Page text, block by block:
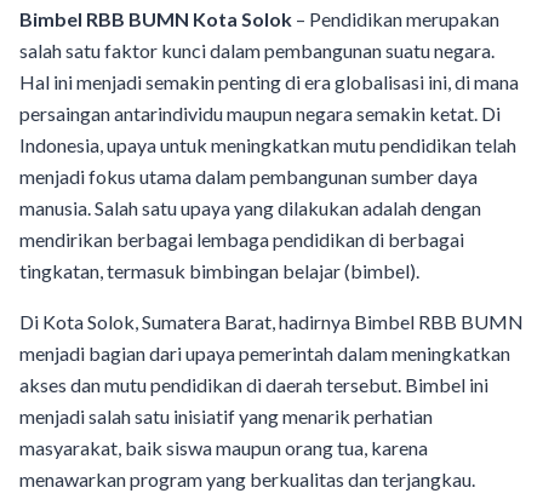
Bimbel RBB BUMN Kota Solok – Pendidikan merupakan
salah satu faktor kunci dalam pembangunan suatu negara.
Hal ini menjadi semakin penting di era globalisasi ini, di mana
persaingan antarindividu maupun negara semakin ketat. Di
Indonesia, upaya untuk meningkatkan mutu pendidikan telah
menjadi fokus utama dalam pembangunan sumber daya
manusia. Salah satu upaya yang dilakukan adalah dengan
mendirikan berbagai lembaga pendidikan di berbagai
tingkatan, termasuk bimbingan belajar (bimbel).
Di Kota Solok, Sumatera Barat, hadirnya Bimbel RBB BUMN
menjadi bagian dari upaya pemerintah dalam meningkatkan
akses dan mutu pendidikan di daerah tersebut. Bimbel ini
menjadi salah satu inisiatif yang menarik perhatian
masyarakat, baik siswa maupun orang tua, karena
menawarkan program yang berkualitas dan terjangkau.